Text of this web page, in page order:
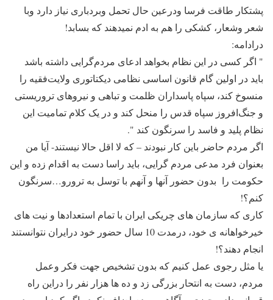
پشتکار طاقت فرسا ودرعین حال تحمل وبردباری نیاز دارد وبا
شعر وشعار، کشکی را هم به ادم نمیدهند که بسابد!
درادامه:
" اگر کسی در این نظام بخواهد ادعای مردم‌گرایی داشته باشد
باید در اولین گام قانون اساسی نظامی دیکتاتوری ولایت‌فقیه را
منسوخ کند، سپاه پاسداران ظلمت و تباهی و نیروهای تروریستی
و جنگ‌افروز سپاه قدس را منحل کند و در یک کلام تمامیت این
نظام پلید و فاسد را سرنگون کند ".
اگر مردم حاضر باین کار نبودند – که لا اقل حالا نیستند- آیا من
بعنوان فرد مدعی مردم گرایی، باید راسا دست به اقدام زده و این
حکومت را بدون حضور آنها و آنهم با توسل به ترورو…سرنگون
کنم؟!
کاری که سازمان های چریکی ایران با تمام استعدادها و نیت های
خیرخواهانه ی خود، درمدت 10 سال حضور خود درایران نتوانستند
انجام دهند؟!
یا مثل رجوی عمل کنیم که بدون تشخیص جهت فکر وعمل
مردم، دست به انتحار بزرگی زد و ده ها هزار نفر را دراین راه